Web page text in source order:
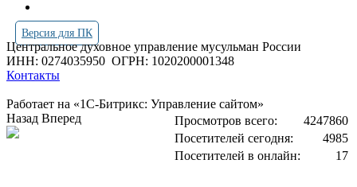
Версия для ПК
Центральное духовное управление мусульман России
ИНН: 0274035950 ОГРН: 1020200001348
Контакты
Работает на «1С-Битрикс: Управление сайтом»
Просмотров всего:
4247860
Посетителей сегодня:
4985
Посетителей в онлайн:
17
Назад Вперед